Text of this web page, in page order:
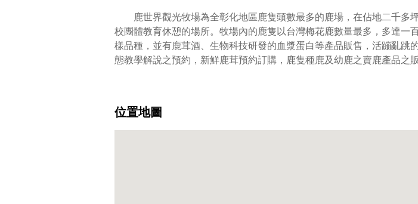
鹿世界觀光牧場為全彰化地區鹿隻頭數最多的鹿場，在佔地二千多
校團體教育休憩的場所。牧場內的鹿隻以台灣梅花鹿數量最多，多達
樣品種，並有鹿茸酒、生物科技研發的血漿蛋白等產品販售，活蹦亂
態教學解說之預約，新鮮鹿茸預約訂購，鹿隻種鹿及幼鹿之賣鹿產品之
位置地圖